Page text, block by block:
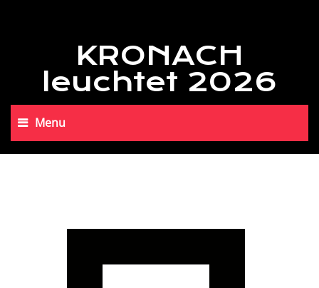
KRONACH
leuchtet 2026
Menu